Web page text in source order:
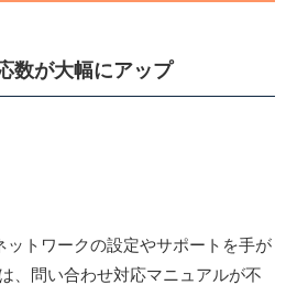
数が大幅にアップ
ットワークの設定やサポートを手が
、問い合わせ対応マニュアルが不